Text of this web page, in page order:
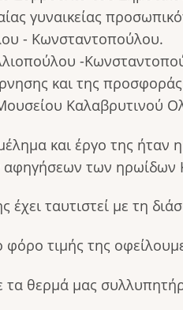
γυναικείας
- Κωνσταντοπούλου.
-
και της
Καλαβρυτινού
και έργο της ήταν
αφηγήσεων των ηρωίδων
έχει ταυτιστεί με τη
φόρο τιμής της
θερμά μας